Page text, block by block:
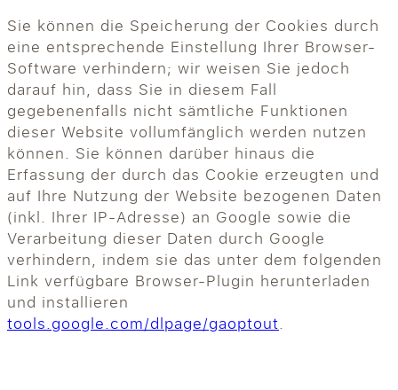
Sie können die Speicherung der Cookies durch
eine entsprechende Einstellung Ihrer Browser-
Software verhindern; wir weisen Sie jedoch
darauf hin, dass Sie in diesem Fall
gegebenenfalls nicht sämtliche Funktionen
dieser Website vollumfänglich werden nutzen
können. Sie können darüber hinaus die
Erfassung der durch das Cookie erzeugten und
auf Ihre Nutzung der Website bezogenen Daten
(inkl. Ihrer IP-Adresse) an Google sowie die
Verarbeitung dieser Daten durch Google
verhindern, indem sie das unter dem folgenden
Link verfügbare Browser-Plugin herunterladen
und installieren
tools.google.com/dlpage/gaoptout.